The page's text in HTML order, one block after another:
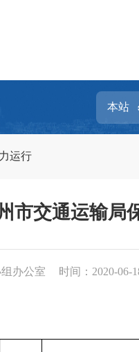
运行
市交通运输局
办公室 时间：2020-06-